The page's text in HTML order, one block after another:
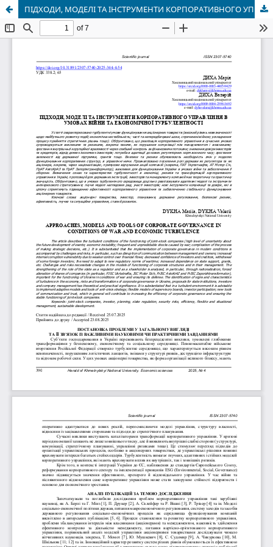
ПІДХОДИ, МОДЕЛІ ТА ІНСТРУМЕНТИ КОРПОРАТИВНОГО УПРАВЛІННЯ В УМОВАХ ВІЙНИ ТА ЕКОНОМІЧНОЇ ТУРБУЛЕНТНОСТІ